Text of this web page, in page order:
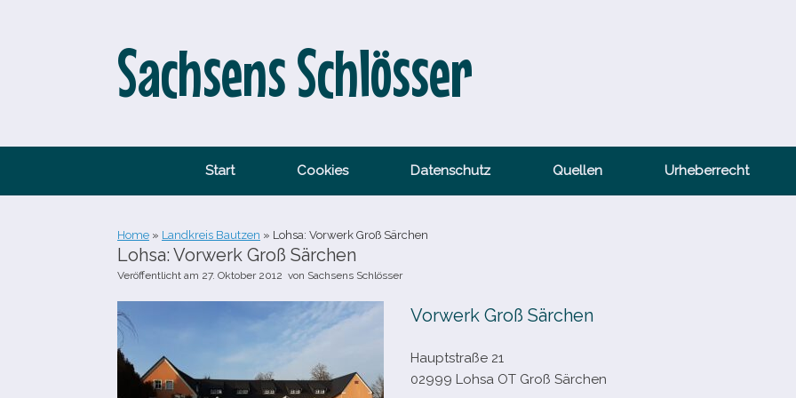
Sachsens Schlösser
Start Cookies Datenschutz Quellen Urheberrecht
Home » Landkreis Bautzen » Lohsa: Vorwerk Groß Särchen
Lohsa: Vorwerk Groß Särchen
Veröffentlicht am 27. Oktober 2012 von Sachsens Schlösser
Vorwerk Groß Särchen
Hauptstraße 21
02999 Lohsa OT Groß Särchen